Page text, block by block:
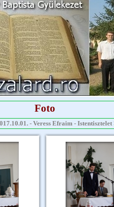
Foto
- Veress Efraim -